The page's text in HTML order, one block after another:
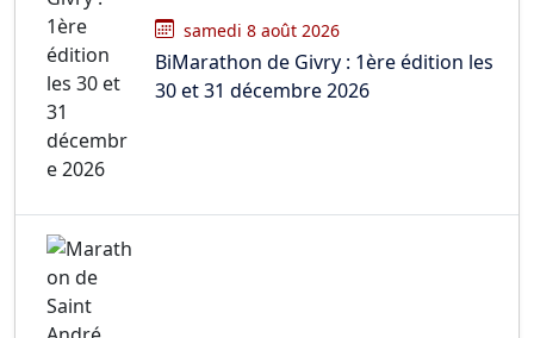
samedi 8 août 2026
BiMarathon de Givry : 1ère édition les
30 et 31 décembre 2026